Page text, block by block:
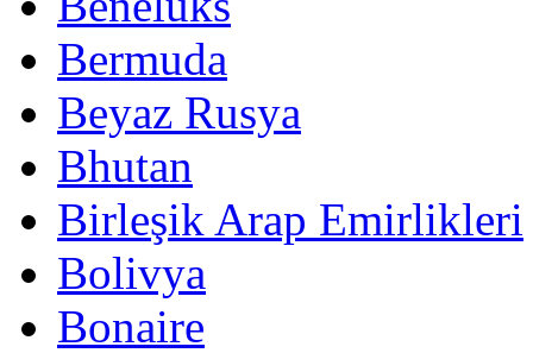
Bermuda
Beyaz Rusya
Bhutan
Birleşik Arap Emirlikleri
Bolivya
Bonaire